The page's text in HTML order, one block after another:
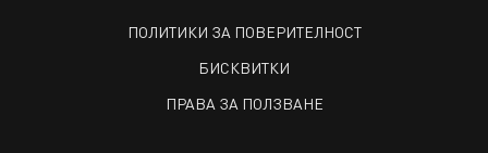
ПОЛИТИКИ ЗА ПОВЕРИТЕЛНОСТ
БИСКВИТКИ
ПРАВА ЗА ПОЛЗВАНЕ